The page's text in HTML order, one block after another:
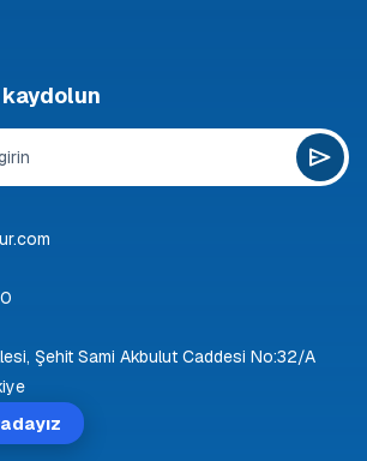
Şehit Sami Akbulut Caddesi No:32/A